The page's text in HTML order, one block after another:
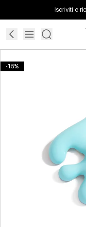
Iscriviti e
-15%